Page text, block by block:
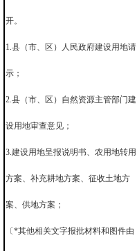
开。
1.县（市、区）人民政府建设用地请
示；
2.县（市、区）自然资源主管部门建
设用地审查意见；
3.建设用地呈报说明书、农用地转用
方案、补充耕地方案、征收土地方
案、供地方案；
〔*其他相关文字报批材料和图件由